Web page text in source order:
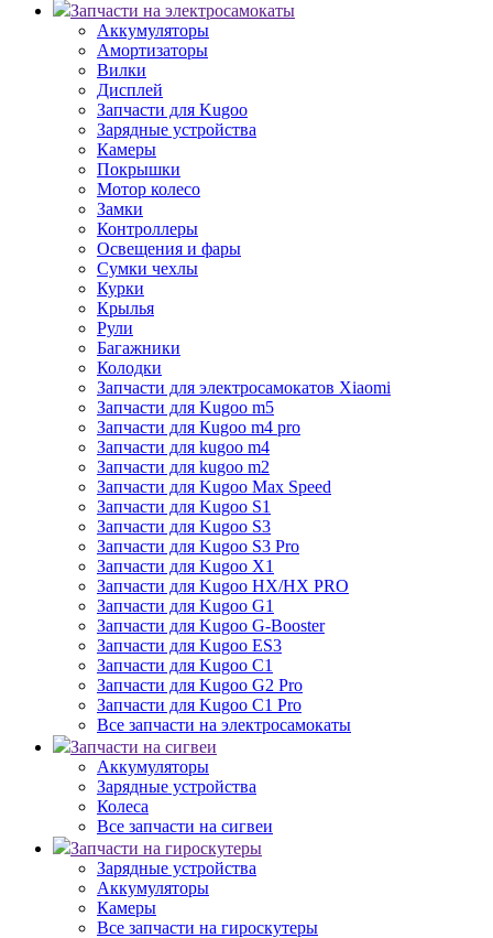
Запчасти на электросамокаты
Аккумуляторы
Амортизаторы
Вилки
Дисплей
Запчасти для Kugoo
Зарядные устройства
Камеры
Покрышки
Мотор колесо
Замки
Контроллеры
Освещения и фары
Сумки чехлы
Курки
Крылья
Рули
Багажники
Колодки
Запчасти для электросамокатов Xiaomi
Запчасти для Kugoo m5
Запчасти для Кugoo m4 pro
Запчасти для kugoo m4
Запчасти для kugoo m2
Запчасти для Kugoo Max Speed
Запчасти для Kugoo S1
Запчасти для Kugoo S3
Запчасти для Kugoo S3 Pro
Запчасти для Kugoo X1
Запчасти для Kugoo HX/HX PRO
Запчасти для Kugoo G1
Запчасти для Kugoo G-Booster
Запчасти для Kugoo ES3
Запчасти для Kugoo C1
Запчасти для Kugoo G2 Pro
Запчасти для Kugoo C1 Pro
Все запчасти на электросамокаты
Запчасти на сигвеи
Аккумуляторы
Зарядные устройства
Колеса
Все запчасти на сигвеи
Запчасти на гироскутеры
Зарядные устройства
Аккумуляторы
Камеры
Все запчасти на гироскутеры